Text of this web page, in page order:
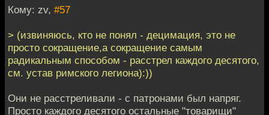
Кому: zv, #57
> (извиняюсь, кто не понял - децимация, это не
просто сокращение,а сокращение самым
радикальным способом - расстрел каждого десятого,
см. устав римского легиона):))
Они не расстреливали - с патронами был напряг.
Просто каждого десятого остальные "товарищи"